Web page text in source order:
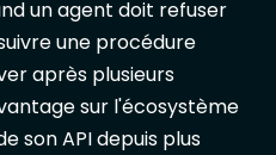
un agent doit refuser
une procédure
après plusieurs
sur l'écosystème
son API depuis plus